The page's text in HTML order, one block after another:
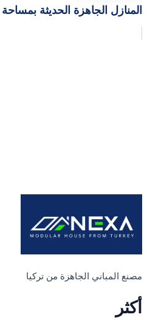
المنازل الجاهزة الحديثة بمساحة 87 مترًا مربعًا
مصنع المباني الجاهزة من تركيا
أكثر